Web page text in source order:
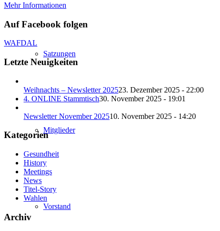
Satzungen
Mitglieder
Vorstand
Mehr Informationen
Auf Facebook folgen
WAFDAL
Letzte Neuigkeiten
Weihnachts – Newsletter 202523. Dezember 2025 - 22:00
4. ONLINE Stammtisch30. November 2025 - 19:01
Newsletter November 202510. November 2025 - 14:20
Kategorien
Gesundheit
History
Meetings
News
Titel-Story
Wahlen
Archiv